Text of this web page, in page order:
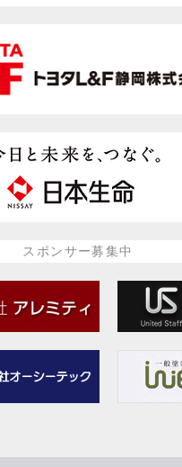
スポンサー募集中